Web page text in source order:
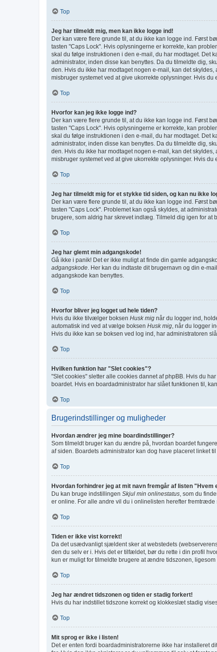
Top
Jeg har tilmeldt mig, men kan ikke logge ind!
Der kan være flere grunde til, at du ikke kan logge ind. Først
tasten "Caps Lock". Hvis oplysningerne er korrekte, kan
skal du følge instruktionen i den e-mail, du har modtaget. Det
administrator, inden disse kan benyttes. Da du tilmeldte dig,
den. Hvis du ikke har modtaget nogen e-mail, kan det
misbruger systemet ved at give ukorrekte oplysninger. Hvis
Top
Hvorfor kan jeg ikke logge ind?
Der kan være flere grunde til, at du ikke kan logge ind. Først
tasten "Caps Lock". Hvis oplysningerne er korrekte, kan
skal du følge instruktionen i den e-mail, du har modtaget. Det
administrator, inden disse kan benyttes. Da du tilmeldte dig,
den. Hvis du ikke har modtaget nogen e-mail, kan det
misbruger systemet ved at give ukorrekte oplysninger. Hvis
Top
Jeg har tilmeldt mig for et stykke tid siden, og kan nu ikke
Der kan være flere grunde til, at du ikke kan logge ind. Først
tasten "Caps Lock". Problemet kan også skyldes, at
brugere, som aldrig har skrevet indlæg. Tilmeld dig igen for at
Top
Jeg har glemt min adgangskode!
Gå ikke i panik! Det er ikke muligt at finde din gamle
adgangskode . Her kan du indtaste dit brugernavn og din e-
adgangskode kan benyttes.
Top
Hvorfor bliver jeg logget ud hele tiden?
Hvis du ikke tilvælger boksen Husk mig når du logger ind,
automatisk ind ved at vælge boksen Husk mig , når du logger
Hvis du ikke kan se boksen ved log ind, har administratoren
Top
Hvilken funktion har "Slet cookies"?
"Slet cookies" sletter alle cookies dannet af phpBB. Hvis du
boardet. Hvis en boardadministrator har slået funktionen til,
Top
Brugerindstillinger og muligheder
Hvordan ændrer jeg mine boardindstillinger?
Som tilmeldt bruger kan du ændre på, hvordan boardet
af siden. Boardets administrator kan dog have placeret linket
Top
Hvordan forhindrer jeg at mit navn fremgår af listen "Hvem
Du kan bruge indstillingen Skjul min onlinestatus , som du
er online. For alle andre vil du i onlinelisten herefter fremtræde
Top
Tiden er ikke vist korrekt!
Da det usædvanligt sjældent sker at webstedets
den du selv er i. Hvis det er tilfældet, bør du rette i din profil
kun er muligt for tilmeldte brugere at ændre tidszonen,
Top
Jeg har ændret tidszonen og tiden er stadig forkert!
Hvis du har indstillet tidszone korrekt og klokkeslæt stadig
Top
Mit sprog er ikke i listen!
Det er enten fordi boardadministratorerne ikke har installeret